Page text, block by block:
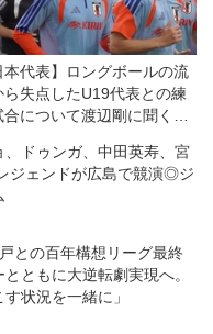
本代表】ロングボールの流
ら失点したU19代表との練
合について渡辺剛に聞く
そこは僕たちの課題」
ドゥンガ、中田英寿、宮
ジェンドが広島で競演◎ジ
との百年構想リーグ最終
ともに大逆転劇実現へ。
状況を一緒に」